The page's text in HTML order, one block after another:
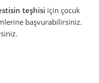
teşhisi için çocuk
başvurabilirsiniz.